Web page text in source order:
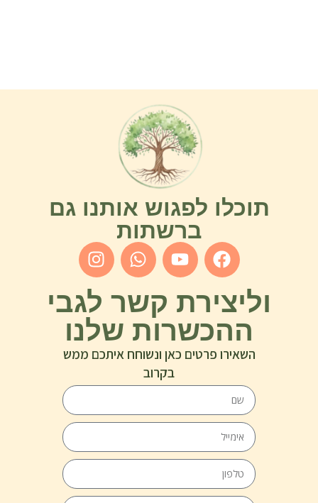
תוכלו לפגוש אותנו גם
ברשתות
וליצירת קשר לגבי
ההכשרות שלנו
השאירו פרטים כאן ונשוחח איתכם ממש
בקרוב